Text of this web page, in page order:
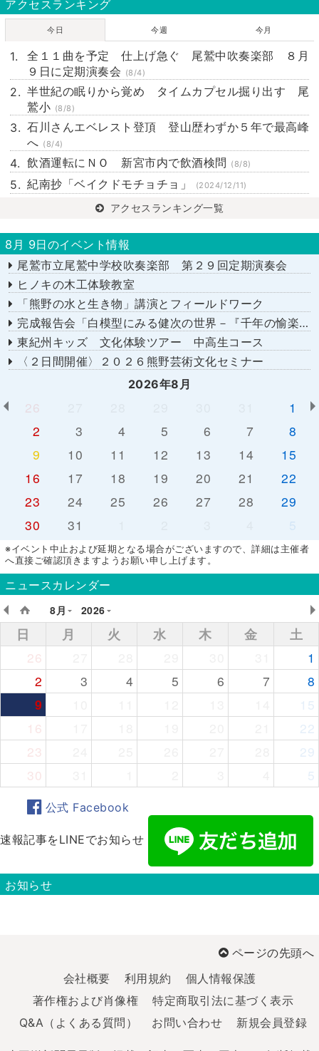
アクセスランキング
今日 今週 今月
全１１曲を予定 仕上げ急ぐ 尾鷲中吹奏楽部 ８月
９日に定期演奏会 (8/4)
半世紀の眠りから覚め タイムカプセル掘り出す 尾
鷲小 (8/8)
石川さんエベレスト登頂 登山歴わずか５年で最高峰
へ (8/4)
飲酒運転にＮＯ 新宮市内で飲酒検問 (8/8)
紀南抄「ベイクドモチョチョ」 (2024/12/11)
アクセスランキング一覧
8月 9日のイベント情報
尾鷲市立尾鷲中学校吹奏楽部 第２９回定期演奏会
ヒノキの木工体験教室
「熊野の水と生き物」講演とフィールドワーク
完成報告会「白模型にみる健次の世界－『千年の愉楽』『奇蹟』より－」
東紀州キッズ 文化体験ツアー 中高生コース
〈２日間開催〉２０２６熊野芸術文化セミナー
2026年8月
26
1
2
3 4 5 6 7
8
9
10 11 12 13 14
15
16
17 18 19 20 21
22
23
24 25 26 27 28
29
30
31 5
※イベント中止および延期となる場合がございますので、詳細は主催者
へ直接ご確認頂きますようお願い申し上げます。
ニュースカレンダー
8月
2026
日 月 火 水 木 金
土
26
1
2
3 4 5 6 7
8
9
15
16
22
23
29
30
5
公式 Facebook
速報記事をLINEでお知らせ
お知らせ
ページの先頭へ
会社概要
利用規約
個人情報保護
著作権および肖像権
特定商取引法に基づく表示
Q&A（よくある質問）
お問い合わせ 新規会員登録